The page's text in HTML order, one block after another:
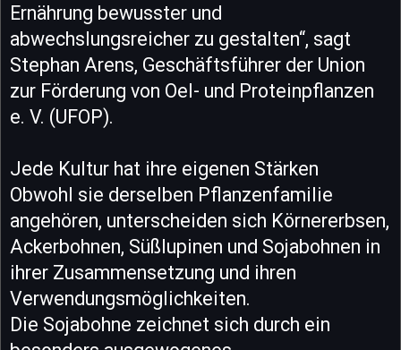
Ernährung bewusster und
abwechslungsreicher zu gestalten“, sagt
Stephan Arens, Geschäftsführer der Union
zur Förderung von Oel- und Proteinpflanzen
e. V. (UFOP).
Jede Kultur hat ihre eigenen Stärken
Obwohl sie derselben Pflanzenfamilie
angehören, unterscheiden sich Körnererbsen,
Ackerbohnen, Süßlupinen und Sojabohnen in
ihrer Zusammensetzung und ihren
Verwendungsmöglichkeiten.
Die Sojabohne zeichnet sich durch ein